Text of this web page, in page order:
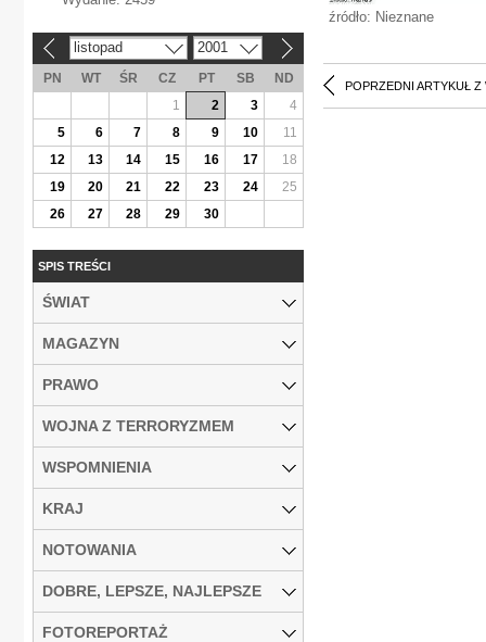
źródło: Nieznane
POPRZEDNI ARTYKUŁ Z
listopad 2001
PN WT ŚR CZ PT SB
ND
1
2 3
4
5
6 7 8 9 10
11
12
13 14 15 16 17
18
19
20 21 22 23 24
25
26
27 28 29 30
SPIS TREŚCI
ŚWIAT
MAGAZYN
PRAWO
WOJNA Z TERRORYZMEM
WSPOMNIENIA
KRAJ
NOTOWANIA
DOBRE, LEPSZE, NAJLEPSZE
FOTOREPORTAŻ